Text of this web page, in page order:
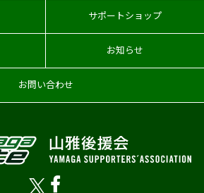
サポートショップ
お知らせ
お問い合わせ